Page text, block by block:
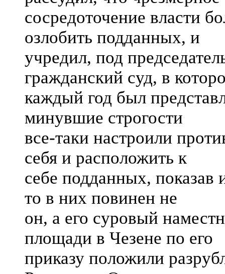
сосредоточение власти
озлобить подданных, и
учредил, под
гражданский суд, в
каждый год был
минувшие строгости
все-таки настроили
себя и расположить к
себе подданных,
то в них повинен не
он, а его суровый
площади в Чезене по его
приказу положили